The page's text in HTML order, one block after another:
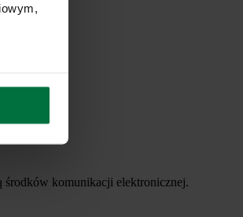
środków komunikacji elektronicznej.